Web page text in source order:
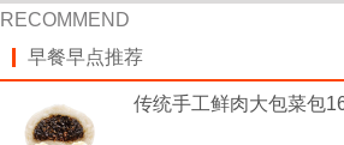
RECOMMEND
早餐早点推荐
传统手工鲜肉大包菜包